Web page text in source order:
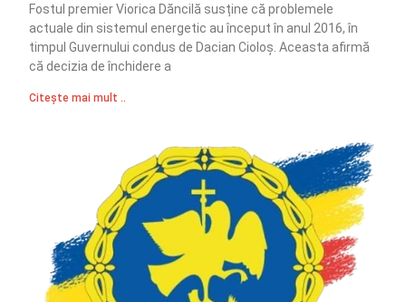
Fostul premier Viorica Dăncilă susține că problemele
actuale din sistemul energetic au început în anul 2016, în
timpul Guvernului condus de Dacian Cioloș. Aceasta afirmă
că decizia de închidere a
Citește mai mult ..